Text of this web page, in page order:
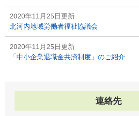
2020年11月25日更新
北河内地域労働者福祉協議会
2020年11月25日更新
「中小企業退職金共済制度」のご紹介
連絡先